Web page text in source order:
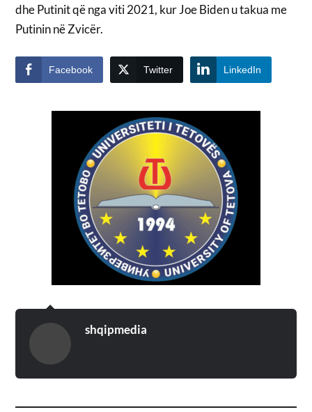
dhe Putinit që nga viti 2021, kur Joe Biden u takua me
Putinin në Zvicër.
Facebook Twitter LinkedIn
shqipmedia